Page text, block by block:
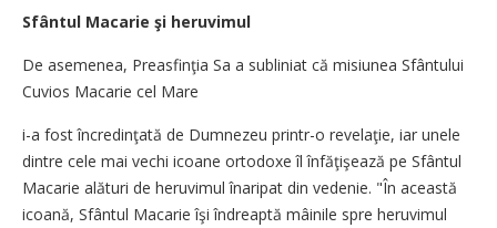
Sfântul Macarie şi heruvimul
De asemenea, Preasfinţia Sa a subliniat că misiunea Sfântului
Cuvios Macarie cel Mare
i-a fost încredinţată de Dumnezeu printr-o revelaţie, iar unele
dintre cele mai vechi icoane ortodoxe îl înfăţişează pe Sfântul
Macarie alături de heruvimul înaripat din vedenie. "În această
icoană, Sfântul Macarie îşi îndreaptă mâinile spre heruvimul